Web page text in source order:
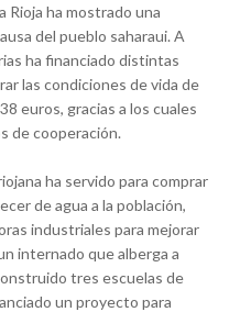
Rioja ha mostrado una
del pueblo saharaui. A
ha financiado distintas
las condiciones de vida de
euros, gracias a los cuales
de cooperación.
ha servido para comprar
de agua a la población,
industriales para mejorar
internado que alberga a
tres escuelas de
un proyecto para